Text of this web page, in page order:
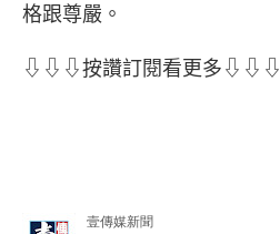
格跟尊嚴。
⇩⇩⇩按讚訂閱看更多⇩⇩⇩